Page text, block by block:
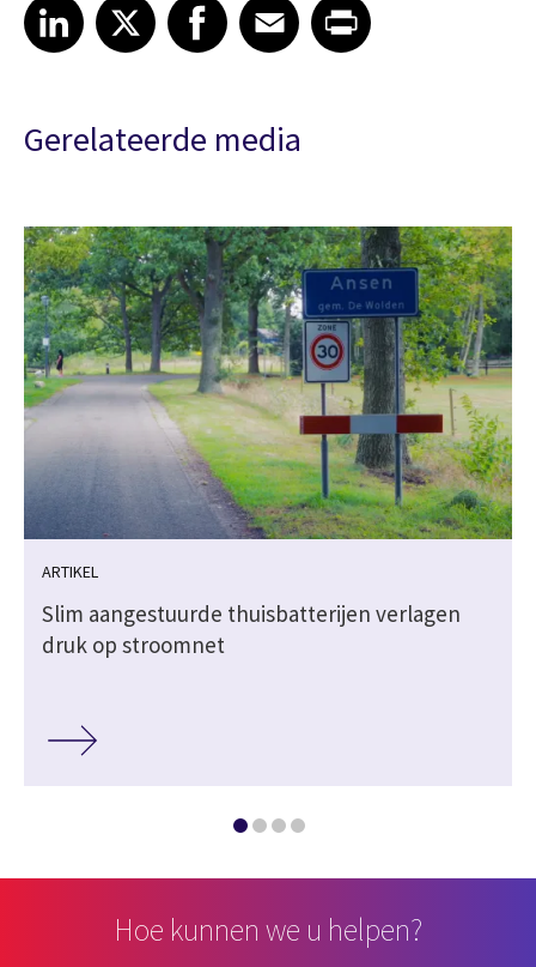
Share article on LinkedIn
LinkedIn
Share article on XShare article on Facebook
Facebook
Share article on Email
EmailShare article on Print
Gerelateerde media
ARTIKEL
Slim aangestuurde thuisbatterijen verlagen
druk op stroomnet
Hoe kunnen we u helpen?